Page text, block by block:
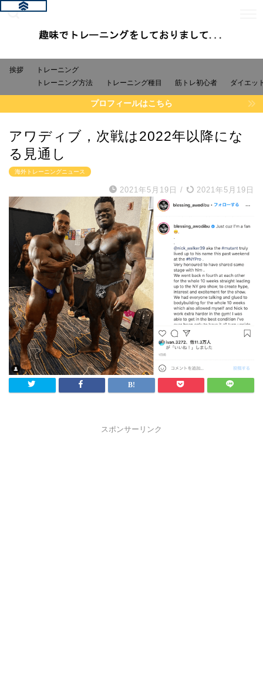
挨拶
トレーニング
トレーニング方法
トレーニング種目 筋トレ初心者 ダイエッ
プロフィールはこちら
アワディブ，次戦は2022年以降にな
る見通し
海外トレーニングニュース
2021年5月19日 / 2021年5月19日
スポンサーリンク